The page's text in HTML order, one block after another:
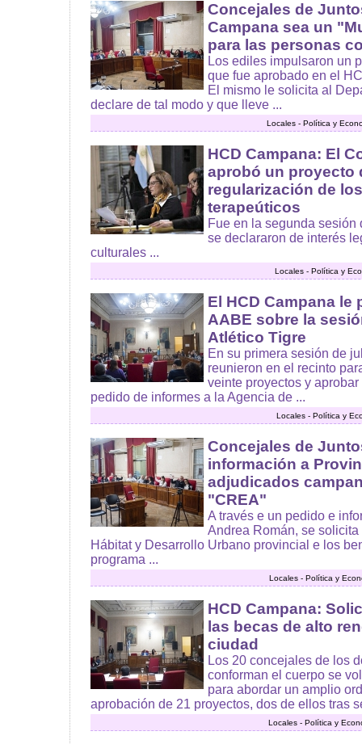
Concejales de
Campana sea un
para las personas
Los ediles impulsaron un
que fue aprobado en el
El mismo le solicita al
declare de tal modo y que lleve ...
Locales - Política y
HCD Campana: El
aprobó un proyecto
regularización de
terapeúticos
Fue en la segunda
se declararon de interés
culturales ...
Locales - Política y
El HCD Campana
AABE sobre la
Atlético Tigre
En su primera sesión de
reunieron en el recinto
veinte proyectos y
pedido de informes a la Agencia de ...
Locales - Política y
Concejales de
información a
adjudicados
"CREA"
A través e un pedido e
Andrea Román, se
Hábitat y Desarrollo Urbano provincial e los
programa ...
Locales - Política y
HCD Campana:
las becas de alto
ciudad
Los 20 concejales de los
conforman el cuerpo se
para abordar un amplio
aprobación de 21 proyectos, dos de ellos tras
Locales - Política y